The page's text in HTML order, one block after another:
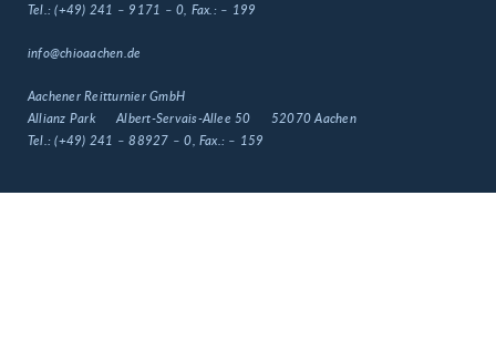
Tel.:(+49) 241 – 9171 – 0 , Fax.: – 199
info@chioaachen.de
Aachener Reitturnier GmbH
Allianz Park
Albert-Servais-Allee 50
52070 Aachen
Tel.:(+49) 241 – 88927 – 0 , Fax.: – 159